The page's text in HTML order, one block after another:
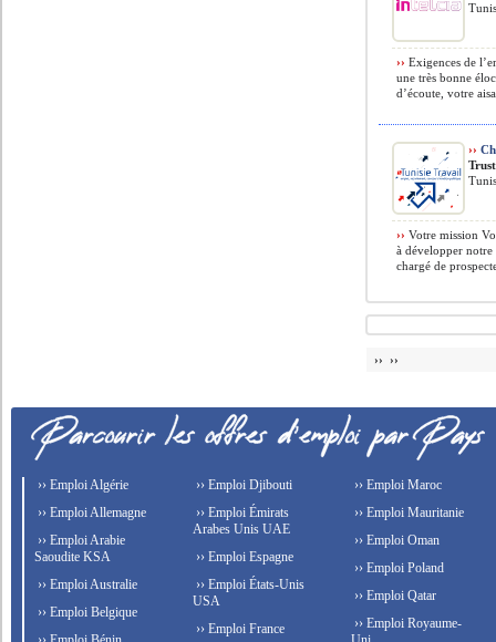
›› Exigences de
une très bonne
d’écoute, votre
››
Trust
›› Votre mission
à développer
chargé de
›› ››
›› Emploi Algérie
›› Emploi Allemagne
›› Emploi Arabie
Saoudite KSA
›› Emploi Australie
›› Emploi Belgique
›› Emploi Djibouti
›› Emploi Émirats
Arabes Unis UAE
›› Emploi Espagne
›› Emploi États-Unis
USA
›› Emploi France
›› Emploi Maroc
›› Emploi Mauritanie
›› Emploi Oman
›› Emploi Poland
›› Emploi Qatar
›› Emploi Royaume-